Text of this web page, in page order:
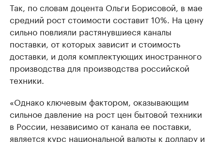
Так, по словам доцента Ольги Борисовой, в мае
средний рост стоимости составит 10%. На цену
сильно повлияли растянувшиеся каналы
поставки, от которых зависит и стоимость
доставки, и доля комплектующих иностранного
производства для производства российской
техники.
«Однако ключевым фактором, оказывающим
сильное давление на рост цен бытовой техники
в России, независимо от канала ее поставки,
является курс национальной валюты к доллару и